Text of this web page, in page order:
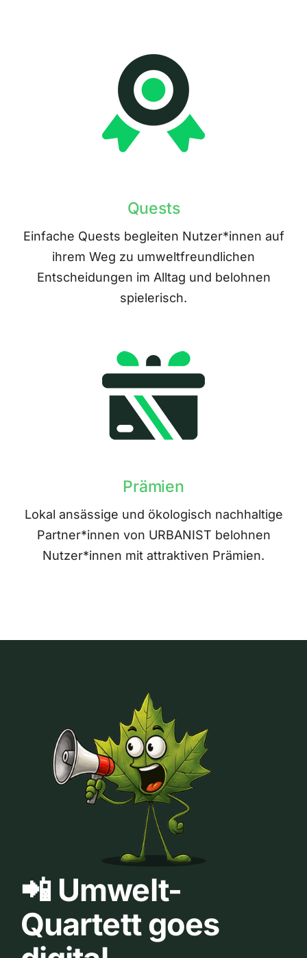
Quests
Einfache Quests begleiten Nutzer*innen auf
ihrem Weg zu umweltfreundlichen
Entscheidungen im Alltag und belohnen
spielerisch.
Prämien
Lokal ansässige und ökologisch nachhaltige
Partner*innen von URBANIST belohnen
Nutzer*innen mit attraktiven Prämien.
📲 Umwelt-
Quartett goes